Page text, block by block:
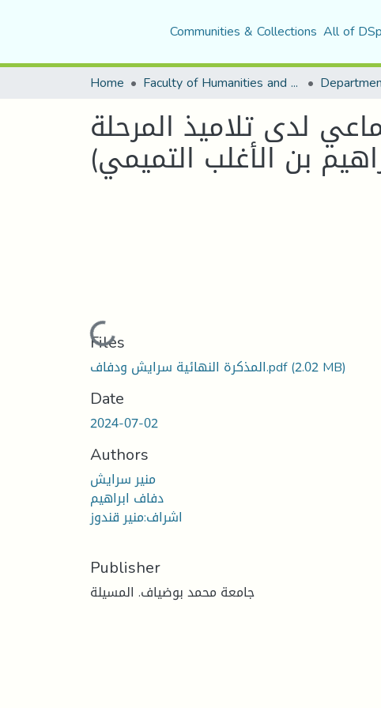
Communities & Collections All of
Home Faculty of Humanities and Social Sciences
لدى تلاميذ المرحلة
بن الأغلب التميمي)
Loading...
Files
المذكرة النهائية سرايش ودفاف.pdf(2.02 MB)
Date
2024-07-02
Authors
منير سرايش
دفاف ابراهيم
اشراف:منير قندوز
Publisher
جامعة محمد بوضياف. المسيلة